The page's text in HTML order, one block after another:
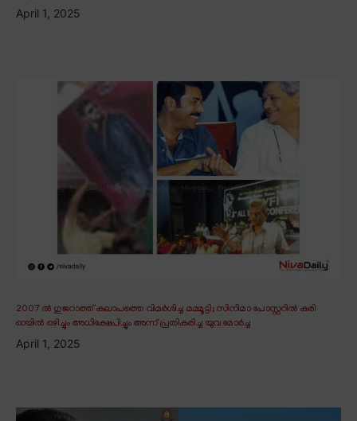
April 1, 2025
2007 ൽ ഗുജറാത്ത് കലാപത്തെ വിമർശിച്ച മമ്മൂട്ടി; സിനിമാ പോസ്റ്ററിൽ കരി
ഓയിൽ ഒഴിച്ചും അധിക്ഷേപിച്ചും അന്ന് പ്രതികരിച്ച യുവ മോർച്ച
April 1, 2025